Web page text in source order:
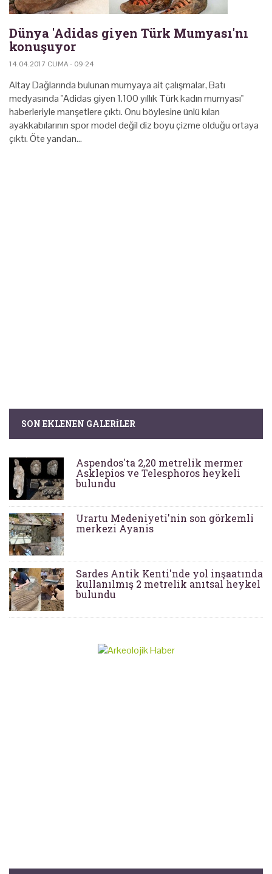
Dünya 'Adidas giyen Türk Mumyası'nı
konuşuyor
14.04.2017 CUMA - 09:24
Altay Dağlarında bulunan mumyaya ait çalışmalar, Batı
medyasında "Adidas giyen 1.100 yıllık Türk kadın mumyası"
haberleriyle manşetlere çıktı. Onu böylesine ünlü kılan
ayakkabılarının spor model değil diz boyu çizme olduğu ortaya
çıktı. Öte yandan…
SON EKLENEN GALERILER
Aspendos'ta 2,20 metrelik mermer
Asklepios ve Telesphoros heykeli
bulundu
Urartu Medeniyeti'nin son görkemli
merkezi Ayanis
Sardes Antik Kenti'nde yol inşaatında
kullanılmış 2 metrelik anıtsal heykel
bulundu